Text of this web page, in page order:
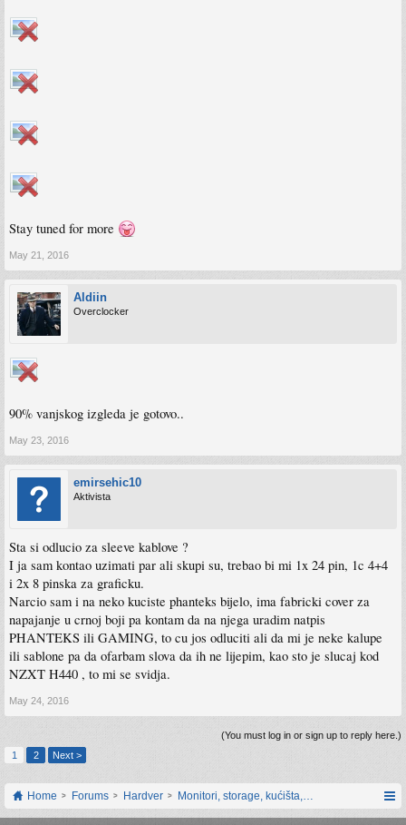
Stay tuned for more
May 21, 2016
Aldiin
Overclocker
90% vanjskog izgleda je gotovo..
May 23, 2016
emirsehic10
Aktivista
Sta si odlucio za sleeve kablove ?
I ja sam kontao uzimati par ali skupi su, trebao bi mi 1x 24 pin, 1c 4+4
i 2x 8 pinska za graficku.
Narcio sam i na neko kuciste phanteks bijelo, ima fabricki cover za
napajanje u crnoj boji pa kontam da na njega uradim natpis
PHANTEKS ili GAMING, to cu jos odluciti ali da mi je neke kalupe
ili sablone pa da ofarbam slova da ih ne lijepim, kao sto je slucaj kod
NZXT H440 , to mi se svidja.
May 24, 2016
(You must log in or sign up to reply here.)
1
2 Next >
Home Forums Hardver Monitori, storage, kućišta, periferija